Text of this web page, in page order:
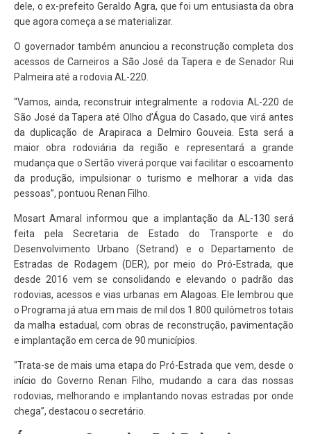
dele, o ex-prefeito Geraldo Agra, que foi um entusiasta da obra
que agora começa a se materializar.
O governador também anunciou a reconstrução completa dos
acessos de Carneiros a São José da Tapera e de Senador Rui
Palmeira até a rodovia AL-220.
“Vamos, ainda, reconstruir integralmente a rodovia AL-220 de
São José da Tapera até Olho d’Água do Casado, que virá antes
da duplicação de Arapiraca a Delmiro Gouveia. Esta será a
maior obra rodoviária da região e representará a grande
mudança que o Sertão viverá porque vai facilitar o escoamento
da produção, impulsionar o turismo e melhorar a vida das
pessoas”, pontuou Renan Filho.
Mosart Amaral informou que a implantação da AL-130 será
feita pela Secretaria de Estado do Transporte e do
Desenvolvimento Urbano (Setrand) e o Departamento de
Estradas de Rodagem (DER), por meio do Pró-Estrada, que
desde 2016 vem se consolidando e elevando o padrão das
rodovias, acessos e vias urbanas em Alagoas. Ele lembrou que
o Programa já atua em mais de mil dos 1.800 quilômetros totais
da malha estadual, com obras de reconstrução, pavimentação
e implantação em cerca de 90 municípios.
“Trata-se de mais uma etapa do Pró-Estrada que vem, desde o
início do Governo Renan Filho, mudando a cara das nossas
rodovias, melhorando e implantando novas estradas por onde
chega”, destacou o secretário.